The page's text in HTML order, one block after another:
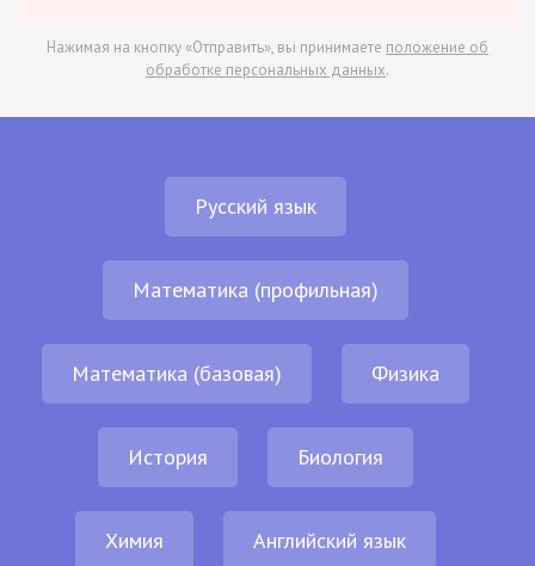
Нажимая на кнопку «Отправить», вы принимаете положение об
обработке персональных данных.
Русский язык
Математика (профильная)
Математика (базовая) Физика
История Биология
Химия Английский язык